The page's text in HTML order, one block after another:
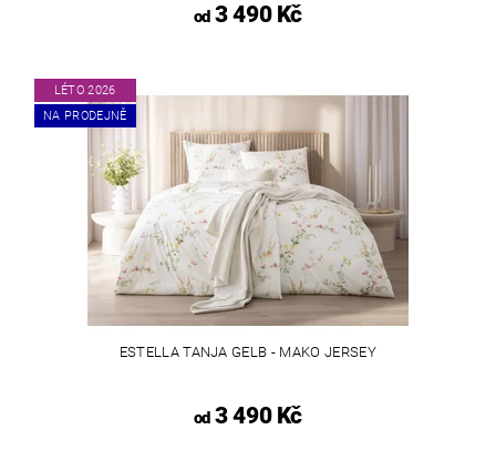
od3 490 Kč
LÉTO 2026
NA PRODEJNĚ
ESTELLA TANJA GELB - MAKO JERSEY
od3 490 Kč